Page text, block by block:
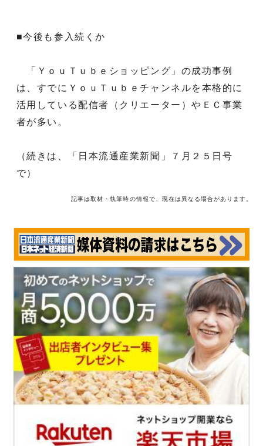
■今後も参入続くか
「ＹｏｕＴｕｂｅショッピング」の成功事例
は、すでにＹｏｕＴｕｂｅチャンネルを本格的に
活用している配信者（クリエーター）やＥＣ事業
者が多い。
（続きは、「日本流通産業新聞」７月２５日号
で）
記事は取材・執筆時の情報で、現在は異なる場合があります。